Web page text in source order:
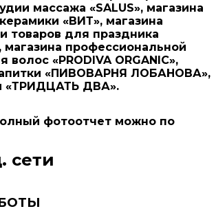
массажа «SALUS», магазина
«ВИТ», магазина
товаров для праздника
профессиональной
волос «PRODIVA ORGANIC»,
«ПИВОВАРНЯ ЛОБАНОВА»,
«ТРИДЦАТЬ ДВА».
фотоотчет можно по
сети